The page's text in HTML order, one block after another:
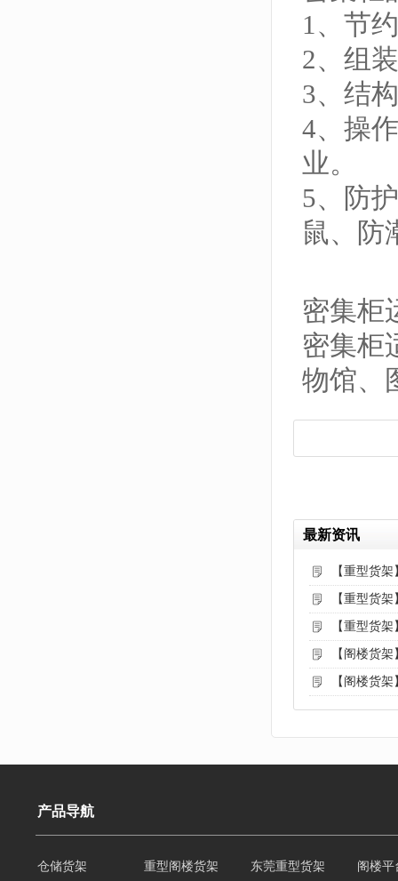
1、节
2、组
3、结
4、操
业。
5、防
鼠、防
密集柜
密集柜
物馆、
最新资讯
【重型货
【重型货
【重型货
【阁楼货
【阁楼货
产品导航
仓储货架 重型阁楼货架 东莞重型货架
阁楼平